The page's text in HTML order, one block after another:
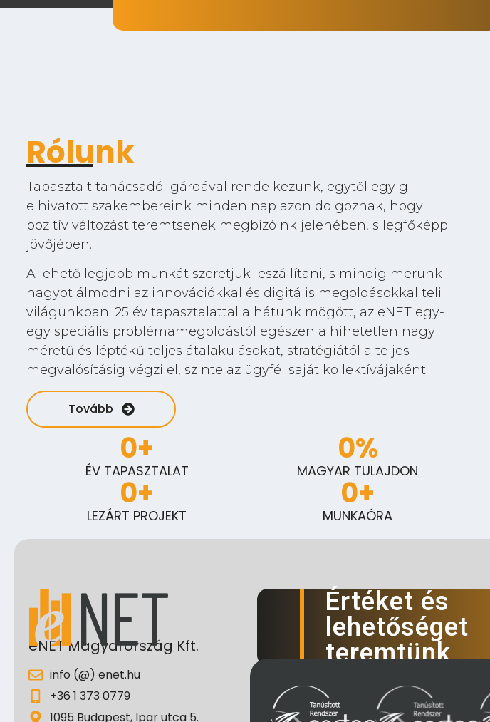
Rólunk
Tapasztalt tanácsadói gárdával rendelkezünk, egytől egyig
elhivatott szakembereink minden nap azon dolgoznak, hogy
pozitív változást teremtsenek megbízóink jelenében, s legfőképp
jövőjében.
A lehető legjobb munkát szeretjük leszállítani, s mindig merünk
nagyot álmodni az innovációkkal és digitális megoldásokkal teli
világunkban. 25 év tapasztalattal a hátunk mögött, az eNET egy-
egy speciális problémamegoldástól egészen a hihetetlen nagy
méretű és léptékű teljes átalakulásokat, stratégiától a teljes
megvalósításig végzi el, szinte az ügyfél saját kollektívájaként.
Tovább
ÉV TAPASZTALAT
0+
MAGYAR TULAJDON
0%
LEZÁRT PROJEKT
0+
MUNKAÓRA
0+
eNET Magyarország Kft.
info (@) enet.hu
+36 1 373 0779
1095 Budapest, Ipar utca 5.
Értéket és
lehetőséget
teremtünk